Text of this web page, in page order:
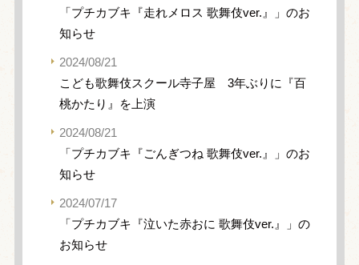
「プチカブキ『走れメロス 歌舞伎ver.』」のお
知らせ
2024/08/21
こども歌舞伎スクール寺子屋 3年ぶりに『百
桃かたり』を上演
2024/08/21
「プチカブキ『ごんぎつね 歌舞伎ver.』」のお
知らせ
2024/07/17
「プチカブキ『泣いた赤おに 歌舞伎ver.』」の
お知らせ